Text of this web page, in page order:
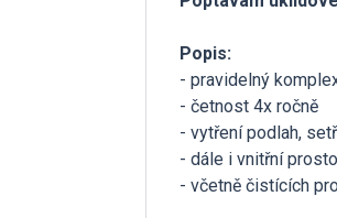
Popis:
- pravidelný
- četnost 4x ročně
- vytření podlah,
- dále i vnitřní
- včetně čistících